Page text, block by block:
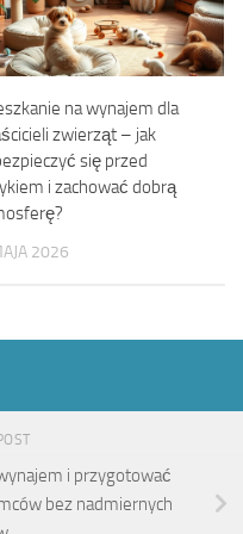
na wynajem dla
zwierząt – jak
się przed
i zachować dobrą
2026
i przygotować
bez nadmiernych